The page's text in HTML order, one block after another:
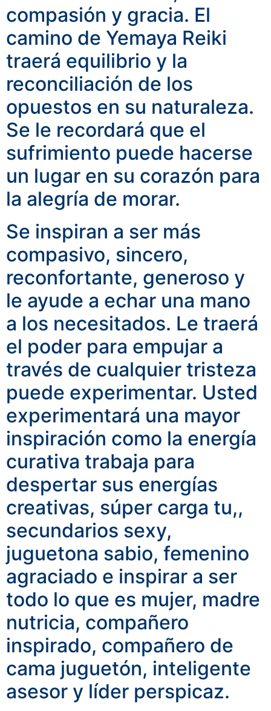
compasión y gracia. El
camino de Yemaya Reiki
traerá equilibrio y la
reconciliación de los
opuestos en su naturaleza.
Se le recordará que el
sufrimiento puede hacerse
un lugar en su corazón para
la alegría de morar.
Se inspiran a ser más
compasivo, sincero,
reconfortante, generoso y
le ayude a echar una mano
a los necesitados. Le traerá
el poder para empujar a
través de cualquier tristeza
puede experimentar. Usted
experimentará una mayor
inspiración como la energía
curativa trabaja para
despertar sus energías
creativas, súper carga tu,,
secundarios sexy,
juguetona sabio, femenino
agraciado e inspirar a ser
todo lo que es mujer, madre
nutricia, compañero
inspirado, compañero de
cama juguetón, inteligente
asesor y líder perspicaz.